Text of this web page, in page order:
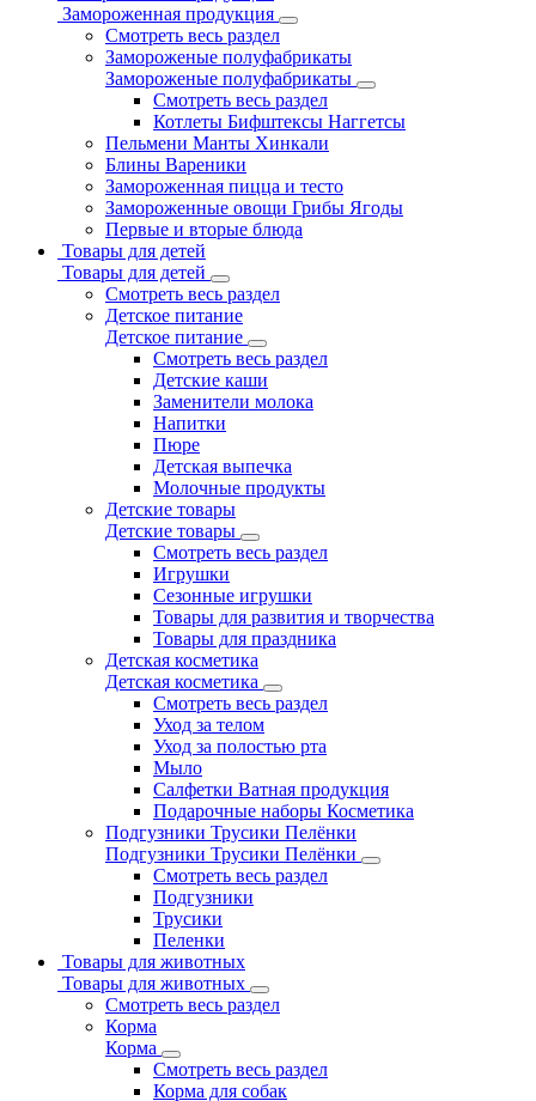
Замороженная продукция
Смотреть весь раздел
Замороженые полуфабрикаты
Замороженые полуфабрикаты
Смотреть весь раздел
Котлеты Бифштексы Наггетсы
Пельмени Манты Хинкали
Блины Вареники
Замороженная пицца и тесто
Замороженные овощи Грибы Ягоды
Первые и вторые блюда
Товары для детей
Товары для детей
Смотреть весь раздел
Детское питание
Детское питание
Смотреть весь раздел
Детские каши
Заменители молока
Напитки
Пюре
Детская выпечка
Молочные продукты
Детские товары
Детские товары
Смотреть весь раздел
Игрушки
Сезонные игрушки
Товары для развития и творчества
Товары для праздника
Детская косметика
Детская косметика
Смотреть весь раздел
Уход за телом
Уход за полостью рта
Мыло
Салфетки Ватная продукция
Подарочные наборы Косметика
Подгузники Трусики Пелёнки
Подгузники Трусики Пелёнки
Смотреть весь раздел
Подгузники
Трусики
Пеленки
Товары для животных
Товары для животных
Смотреть весь раздел
Корма
Корма
Смотреть весь раздел
Корма для собак